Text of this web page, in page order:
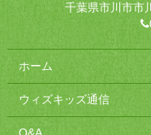
千葉県市川市市
ホーム
ウィズキッズ通信